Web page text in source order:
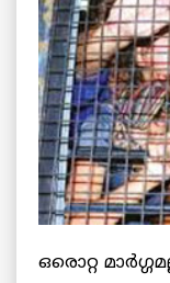
ഒരൊറ്റ